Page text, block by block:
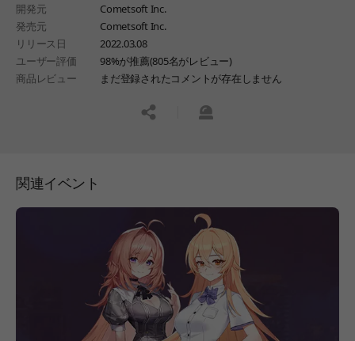
開発元
Cometsoft Inc.
発売元
Cometsoft Inc.
リリース日
2022.03.08
ユーザー評価
98%が推薦(805名がレビュー)
商品レビュー
まだ登録されたコメントが存在しません
공유하기신고하기
関連イベント
페이지 이동